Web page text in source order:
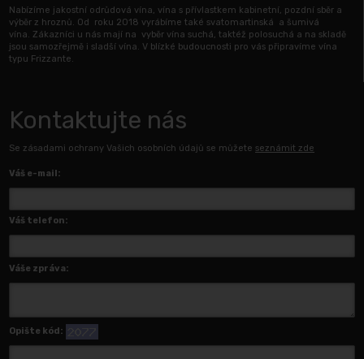
Nabízíme jakostní odrůdová vína, vína s přívlastkem kabinetní, pozdní sběr a
výběr z hroznů. Od roku 2018 vyrábíme také svatomartinská a šumivá
vína. Zákazníci u nás mají na vyběr vína suchá, taktéž polosuchá a na skladě
jsou samozřejmě i sladší vína. V blízké budoucnosti pro vás připravíme vína
typu Frizzante.
Kontaktujte nás
Se zásadami ochrany Vašich osobních údajů se můžete seznámit zde
Váš e-mail:
Váš telefon:
Váše zpráva:
Opište kód: